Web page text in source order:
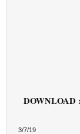
DOWNLOAD :
3/7/19